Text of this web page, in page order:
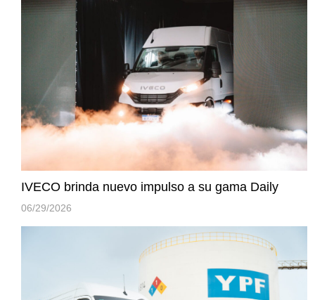
IVECO brinda nuevo impulso a su gama Daily
06/29/2026